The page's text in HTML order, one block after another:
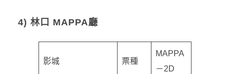
4) 林口 MAPPA廳
影城 票種
MAPPA
－2D